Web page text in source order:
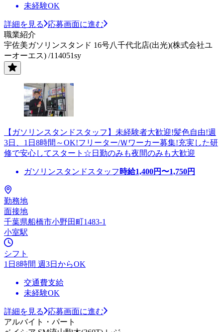
未経験OK
詳細を見る
応募画面に進む
職業紹介
宇佐美ガソリンスタンド 16号八千代北店(出光)(株式会社ユ
ーオーエス) /114051sy
【ガソリンスタンドスタッフ】未経験者大歓迎!髪色自由!週
3日、1日8時間～OK!フリーター/Ｗワーカー募集!充実した研
修で安心してスタート☆日勤のみも夜間のみも大歓迎
ガソリンスタンドスタッフ 時給1,400円〜1,750円
勤務地
面接地
千葉県船橋市小野田町1483-1
小室駅
シフト
1日8時間 週3日からOK
交通費支給
未経験OK
詳細を見る
応募画面に進む
アルバイト・パート